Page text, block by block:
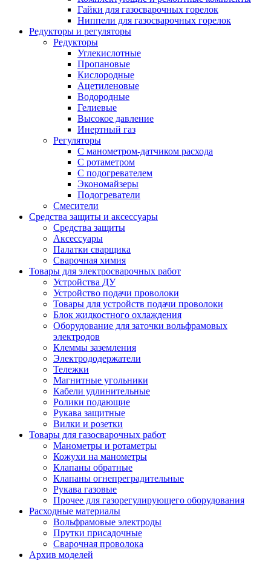
Гайки для газосварочных горелок
Ниппели для газосварочных горелок
Редукторы и регуляторы
Редукторы
Углекислотные
Пропановые
Кислородные
Ацетиленовые
Водородные
Гелиевые
Высокое давление
Инертный газ
Регуляторы
С манометром-датчиком расхода
С ротаметром
С подогревателем
Экономайзеры
Подогреватели
Смесители
Средства защиты и аксессуары
Средства защиты
Аксессуары
Палатки сварщика
Сварочная химия
Товары для электросварочных работ
Устройства ДУ
Устройство подачи проволоки
Товары для устройств подачи проволоки
Блок жидкостного охлаждения
Оборудование для заточки вольфрамовых
электродов
Клеммы заземления
Электрододержатели
Тележки
Магнитные угольники
Кабели удлинительные
Ролики подающие
Рукава защитные
Вилки и розетки
Товары для газосварочных работ
Манометры и ротаметры
Кожухи на манометры
Клапаны обратные
Клапаны огнепреградительные
Рукава газовые
Прочее для газорегулирующего оборудования
Расходные материалы
Вольфрамовые электроды
Прутки присадочные
Сварочная проволока
Архив моделей